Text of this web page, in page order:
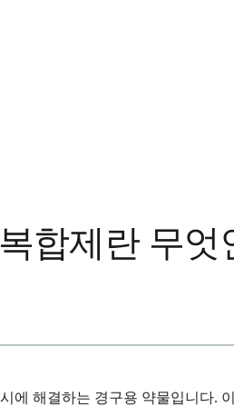
합제란 무엇
에 해결하는 경구용 약물입니다.